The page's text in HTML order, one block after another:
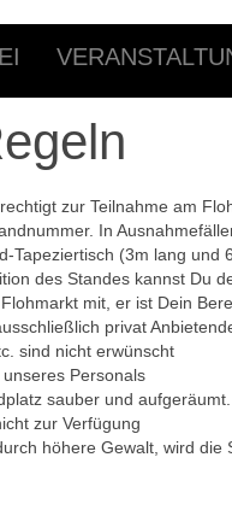
zur Teilnahme am
In
Tapeziertisch (3m lang und
des Standes kannst Du
mit, er ist Dein
privat Anbiete
sind nicht erwünscht
Personals
platz sauber und
zur Verfügung
höhere Gewalt, wird die